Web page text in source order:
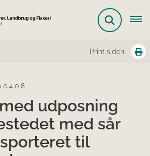
Print siden:
udposning
med sår
til